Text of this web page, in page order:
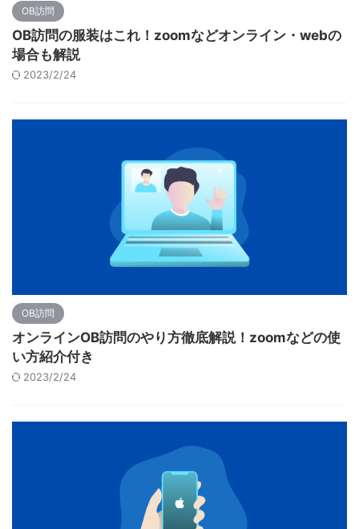
OB訪問
OB訪問の服装はこれ！zoomなどオンライン・webの
場合も解説
2023/2/24
OB訪問
オンラインOB訪問のやり方徹底解説！zoomなどの使
い方紹介付き
2023/2/24